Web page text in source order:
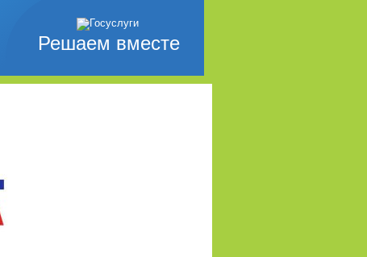
Решаем вместе